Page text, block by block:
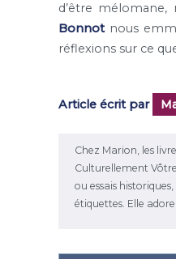
d’être
Bonnotnous
réflexions sur ce
Article écrit par
Chez Marion, les
Culturellement
ou essais
étiquettes. Elle adore